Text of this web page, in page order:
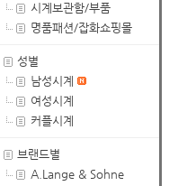
시계보관함/부품
명품패션/잡화쇼핑몰
성별
남성시계
여성시계
커플시계
브랜드별
A.Lange & Sohne